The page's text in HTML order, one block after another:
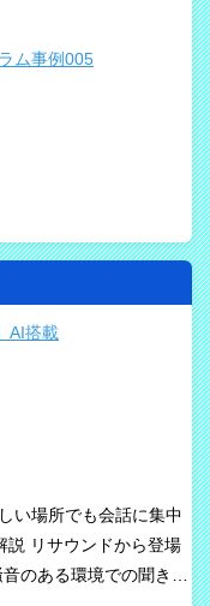
ム事例005
AI搭載
い場所でも会話に集中
説 リサウンドから登場
のある環境での聞き取